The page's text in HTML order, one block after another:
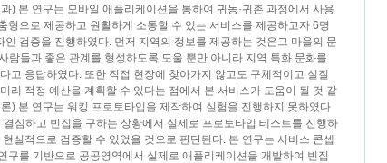
) 본 연구는 모바일 애플리케이션을 통하여 귀농·귀촌 과정에서 사용
형으로 제공하고 원활하게 소통할 수 있는 서비스를 제공하고자 6명
인 검증을 진행하였다. 먼저 지역의 정보를 제공하는 것은그 마을의 문
람들과 좋은 관계를 형성하도록 도울 뿐만 아니라 지역 특화 문화를
고 응답하였다. 또한 직접 현장에 찾아가지 않고도 구체적이고 실질
리 적정 예산을 계획할 수 있다는 점에서 본 서비스가 도움이 될 것 같
) 본 연구는 워킹 프로토타입을 제작하여 실험을 진행하지 못하였다
결심하고 빈집을 구하는 상황에서 실제로 프로토타입 테스트를 진행하
실적으로 검증할 수 있었을 것으로 판단된다. 본 연구는 서비스 콘셉
구를 기반으로 공공영역에서 실제로 애플리케이션을 개발하여 빈집